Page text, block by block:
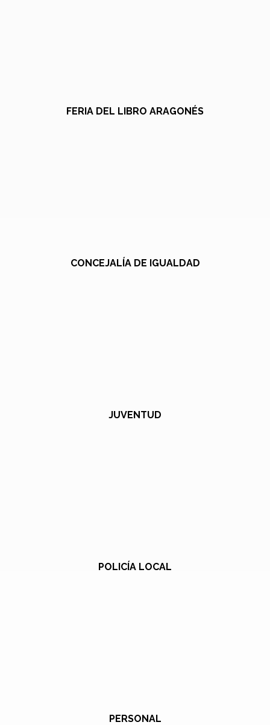
FERIA DEL LIBRO ARAGONÉS
CONCEJALÍA DE IGUALDAD
JUVENTUD
POLICÍA LOCAL
PERSONAL